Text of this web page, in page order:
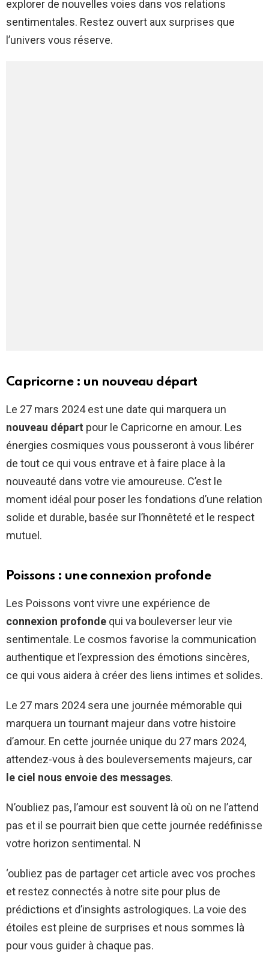
explorer de nouvelles voies dans vos relations
sentimentales. Restez ouvert aux surprises que
l’univers vous réserve.
Capricorne : un nouveau départ
Le 27 mars 2024 est une date qui marquera un
nouveau départ pour le Capricorne en amour. Les
énergies cosmiques vous pousseront à vous libérer
de tout ce qui vous entrave et à faire place à la
nouveauté dans votre vie amoureuse. C’est le
moment idéal pour poser les fondations d’une relation
solide et durable, basée sur l’honnêteté et le respect
mutuel.
Poissons : une connexion profonde
Les Poissons vont vivre une expérience de
connexion profonde qui va bouleverser leur vie
sentimentale. Le cosmos favorise la communication
authentique et l’expression des émotions sincères,
ce qui vous aidera à créer des liens intimes et solides.
Le 27 mars 2024 sera une journée mémorable qui
marquera un tournant majeur dans votre histoire
d’amour. En cette journée unique du 27 mars 2024,
attendez-vous à des bouleversements majeurs, car
le ciel nous envoie des messages.
N’oubliez pas, l’amour est souvent là où on ne l’attend
pas et il se pourrait bien que cette journée redéfinisse
votre horizon sentimental. N
‘oubliez pas de partager cet article avec vos proches
et restez connectés à notre site pour plus de
prédictions et d’insights astrologiques. La voie des
étoiles est pleine de surprises et nous sommes là
pour vous guider à chaque pas.